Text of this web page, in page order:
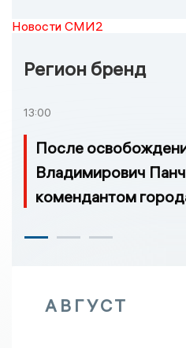
Новости СМИ2
Регион бренд
13:00
После
Владимирович
комендантом
АВГУСТ